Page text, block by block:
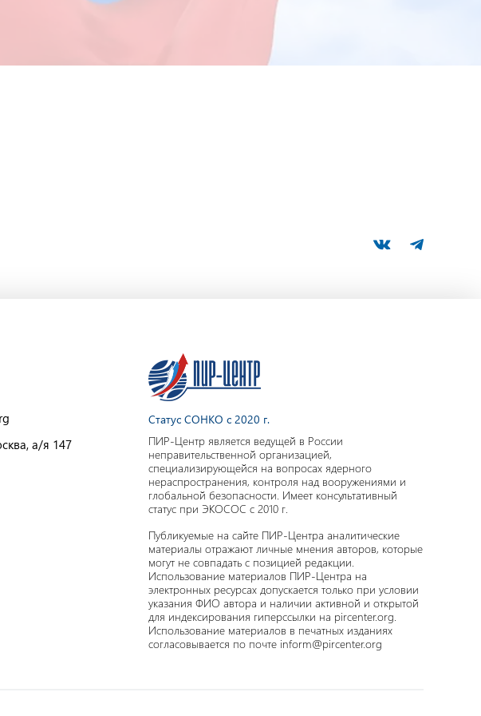
а/я 147
Статус СОНКО с 2020 г.
ПИР-Центр является ведущей в России
неправительственной организацией,
специализирующейся на вопросах ядерного
нераспространения, контроля над вооружениями и
глобальной безопасности. Имеет консультативный
статус при ЭКОСОС с 2010 г.
Публикуемые на сайте ПИР-Центра аналитические
материалы отражают личные мнения авторов, которые
могут не совпадать с позицией редакции.
Использование материалов ПИР-Центра на
электронных ресурсах допускается только при условии
указания ФИО автора и наличии активной и открытой
для индексирования гиперссылки на pircenter.org.
Использование материалов в печатных изданиях
согласовывается по почте inform@pircenter.org